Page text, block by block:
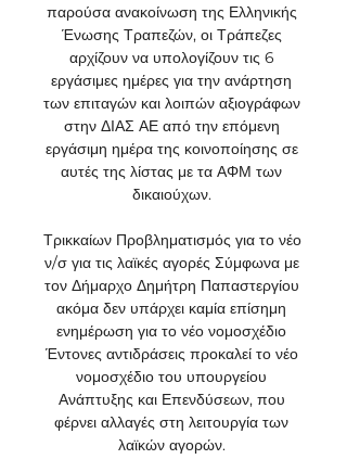
παρούσα ανακοίνωση της Ελληνικής
Ένωσης Τραπεζών, οι Τράπεζες
αρχίζουν να υπολογίζουν τις 6
εργάσιμες ημέρες για την ανάρτηση
των επιταγών και λοιπών αξιογράφων
στην ΔΙΑΣ ΑΕ από την επόμενη
εργάσιμη ημέρα της κοινοποίησης σε
αυτές της λίστας με τα ΑΦΜ των
δικαιούχων.
Τρικκαίων Προβληματισμός για το νέο
ν/σ για τις λαϊκές αγορές Σύμφωνα με
τον Δήμαρχο Δημήτρη Παπαστεργίου
ακόμα δεν υπάρχει καμία επίσημη
ενημέρωση για το νέο νομοσχέδιο
Έντονες αντιδράσεις προκαλεί το νέο
νομοσχέδιο του υπουργείου
Ανάπτυξης και Επενδύσεων, που
φέρνει αλλαγές στη λειτουργία των
λαϊκών αγορών.